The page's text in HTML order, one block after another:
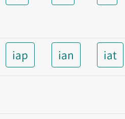
iap ian iat